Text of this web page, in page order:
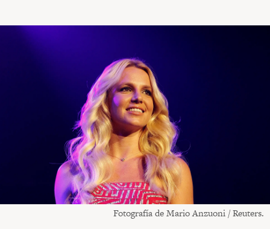
Fotografía de Mario Anzuoni / Reuters.